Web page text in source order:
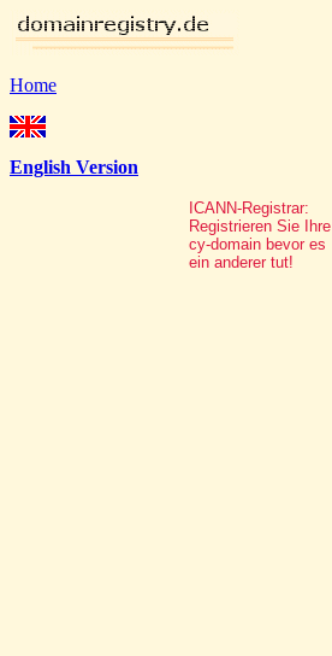
Home
English Version
ICANN-Registrar:
Registrieren Sie Ihre
cy-domain bevor es
ein anderer tut!